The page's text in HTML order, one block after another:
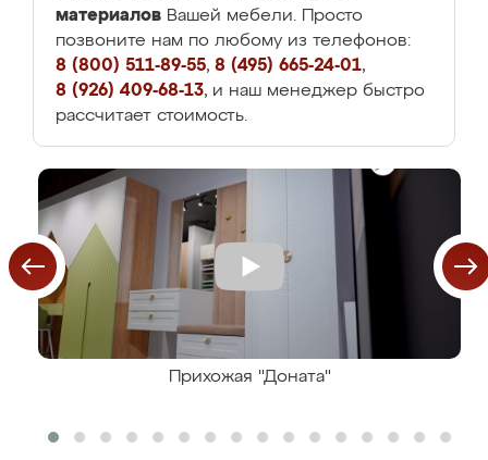
материалов Вашей мебели. Просто
позвоните нам по любому из телефонов:
8 (800) 511-89-55, 8 (495) 665-24-01,
8 (926) 409-68-13, и наш менеджер быстро
рассчитает стоимость.
Прихожая "Доната"